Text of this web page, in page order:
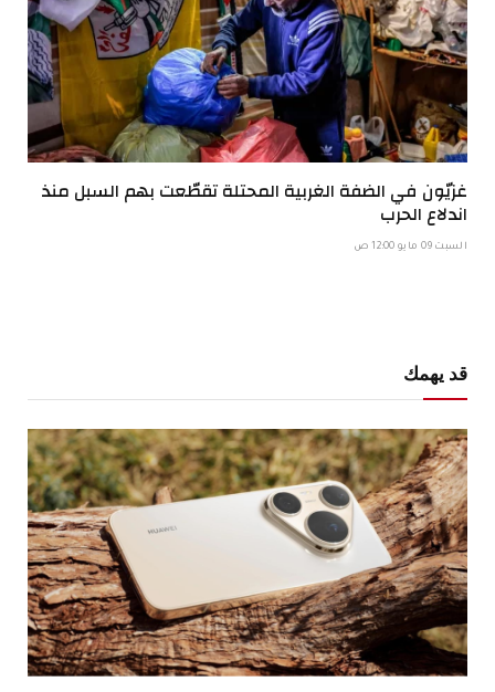
غزيّون في الضفة الغربية المحتلة تقطّعت بهم السبل منذ
اندلاع الحرب
السبت 09 مايو 12:00 ص
قد يهمك